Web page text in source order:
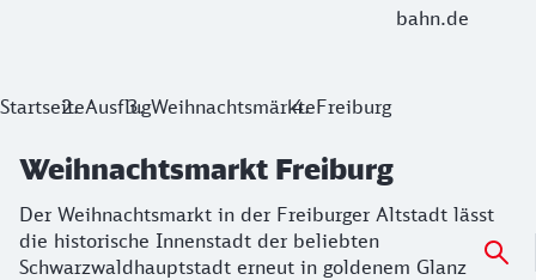
bahn.de
Weihnachtsmarkt Freiburg
StartseiteAusflugWeihnachtsmärkteFreiburg
Weihnachtsmarkt Freiburg
Der Weihnachtsmarkt in der Freiburger Altstadt lässt
die historische Innenstadt der beliebten
Schwarzwaldhauptstadt erneut in goldenem Glanz